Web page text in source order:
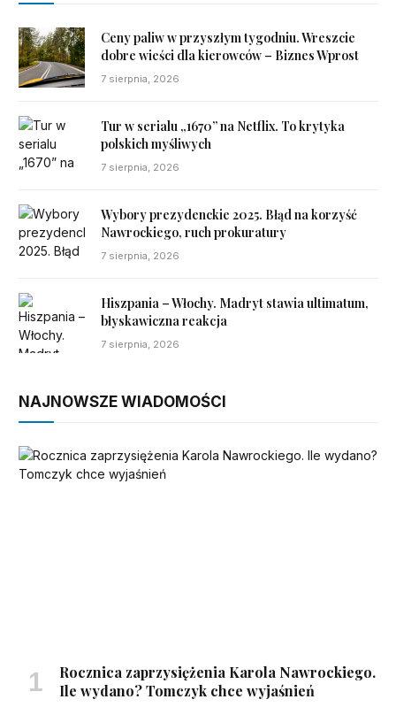
Ceny paliw w przyszłym tygodniu. Wreszcie
dobre wieści dla kierowców – Biznes Wprost
7 sierpnia, 2026
Tur w serialu „1670” na Netflix. To krytyka
polskich myśliwych
7 sierpnia, 2026
Wybory prezydenckie 2025. Błąd na korzyść
Nawrockiego, ruch prokuratury
7 sierpnia, 2026
Hiszpania – Włochy. Madryt stawia ultimatum,
błyskawiczna reakcja
7 sierpnia, 2026
NAJNOWSZE WIADOMOŚCI
Rocznica zaprzysiężenia Karola Nawrockiego.
Ile wydano? Tomczyk chce wyjaśnień